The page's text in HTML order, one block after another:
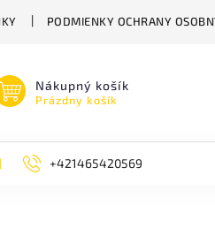
PODMIENKY OCHRANY
Nákupný košík
Prázdny košík
+421465420569